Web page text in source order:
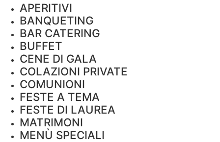
APERITIVI
BANQUETING
BAR CATERING
BUFFET
CENE DI GALA
COLAZIONI PRIVATE
COMUNIONI
FESTE A TEMA
FESTE DI LAUREA
MATRIMONI
MENÙ SPECIALI